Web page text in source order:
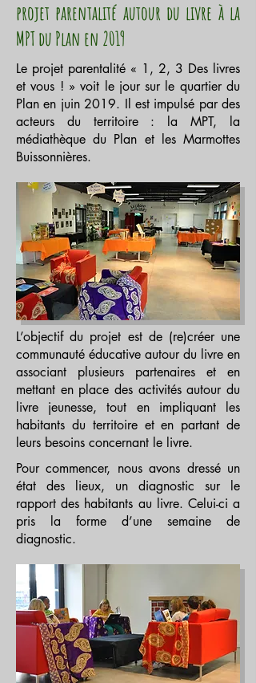
projet parentalité autour du livre à la
MPT du Plan en 2019
Le projet parentalité « 1, 2, 3 Des livres
et vous ! » voit le jour sur le quartier du
Plan en juin 2019. Il est impulsé par des
acteurs du territoire : la MPT, la
médiathèque du Plan et les Marmottes
Buissonnières.
L’objectif du projet est de (re)créer une
communauté éducative autour du livre en
associant plusieurs partenaires et en
mettant en place des activités autour du
livre jeunesse, tout en impliquant les
habitants du territoire et en partant de
leurs besoins concernant le livre.
Pour commencer, nous avons dressé un
état des lieux, un diagnostic sur le
rapport des habitants au livre. Celui-ci a
pris la forme d’une semaine de
diagnostic.